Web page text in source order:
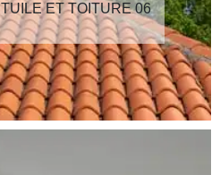
ET TOITURE 06